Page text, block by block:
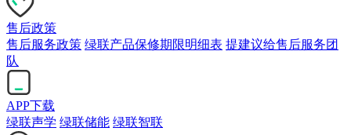
售后政策
售后服务政策 绿联产品保修期限明细表 提建议给售后服务团
队
APP下载
绿联声学 绿联储能 绿联智联